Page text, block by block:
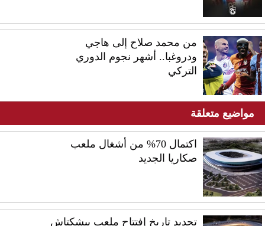
من محمد صلاح إلى هاجي
ودروغبا.. أشهر نجوم الدوري
التركي
مواضيع متعلقة
اكتمال 70% من أشغال ملعب
صكاريا الجديد
تحديد تاريخ إفتتاح ملعب بيشكتاش